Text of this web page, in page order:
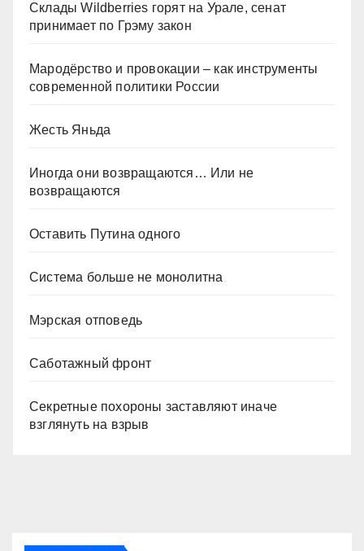
Склады Wildberries горят на Урале, сенат
принимает по Грэму закон
Мародёрство и провокации – как инструменты
современной политики России
Жесть Яньда
Иногда они возвращаются… Или не
возвращаются
Оставить Путина одного
Система больше не монолитна
Мэрская отповедь
Саботажный фронт
Секретные похороны заставляют иначе
взглянуть на взрыв